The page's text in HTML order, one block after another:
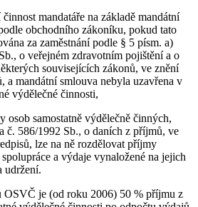
mandatáře na základě mandátní
obchodního zákoníku, pokud tato
za zaměstnání podle § 5 písm. a)
o veřejném zdravotním pojištění a o
souvisejících zákonů, ve znění
a mandátní smlouva nebyla uzavřena v
výdělečné činnosti,
osob samostatně výdělečně činných,
č. 586/1992 Sb., o daních z příjmů, ve
lze na ně rozdělovat příjmy
a výdaje vynaložené na jejich
udržení.
OSVČ je (od roku 2006) 50 % příjmu z